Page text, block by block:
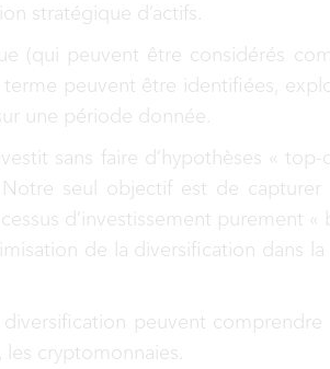
stratégique d’actifs.
(qui peuvent être considérés
peuvent être identifiées,
une période donnée.
sans faire d’hypothèses «
seul objectif est de
d’investissement purement
de la diversification dans
diversification peuvent
les cryptomonnaies.